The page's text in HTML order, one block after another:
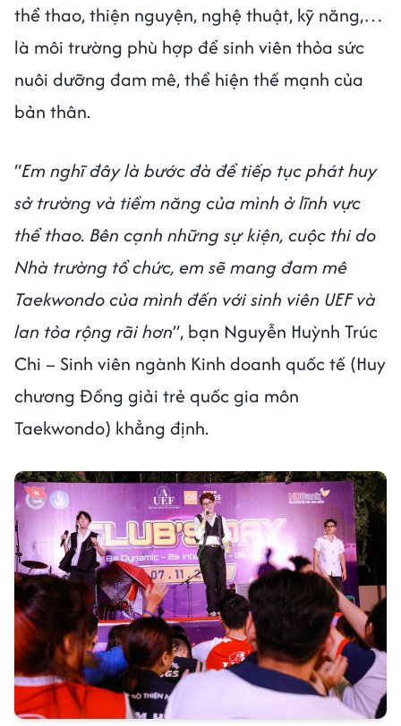
thể thao, thiện nguyện, nghệ thuật, kỹ năng,…
là môi trường phù hợp để sinh viên thỏa sức
nuôi dưỡng đam mê, thể hiện thế mạnh của
bản thân.
“Em nghĩ đây là bước đà để tiếp tục phát huy
sở trường và tiềm năng của mình ở lĩnh vực
thể thao. Bên cạnh những sự kiện, cuộc thi do
Nhà trường tổ chức, em sẽ mang đam mê
Taekwondo của mình đến với sinh viên UEF và
lan tỏa rộng rãi hơn”, bạn Nguyễn Huỳnh Trúc
Chi – Sinh viên ngành Kinh doanh quốc tế (Huy
chương Đồng giải trẻ quốc gia môn
Taekwondo) khẳng định.